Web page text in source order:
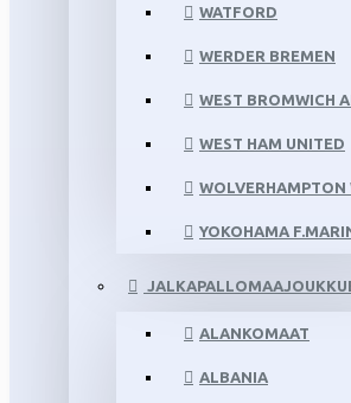
WATFORD
WERDER BREMEN
WEST BROMWICH
WEST HAM UNITED
WOLVERHAMPTON
YOKOHAMA
ALANKOMAAT
ALBANIA